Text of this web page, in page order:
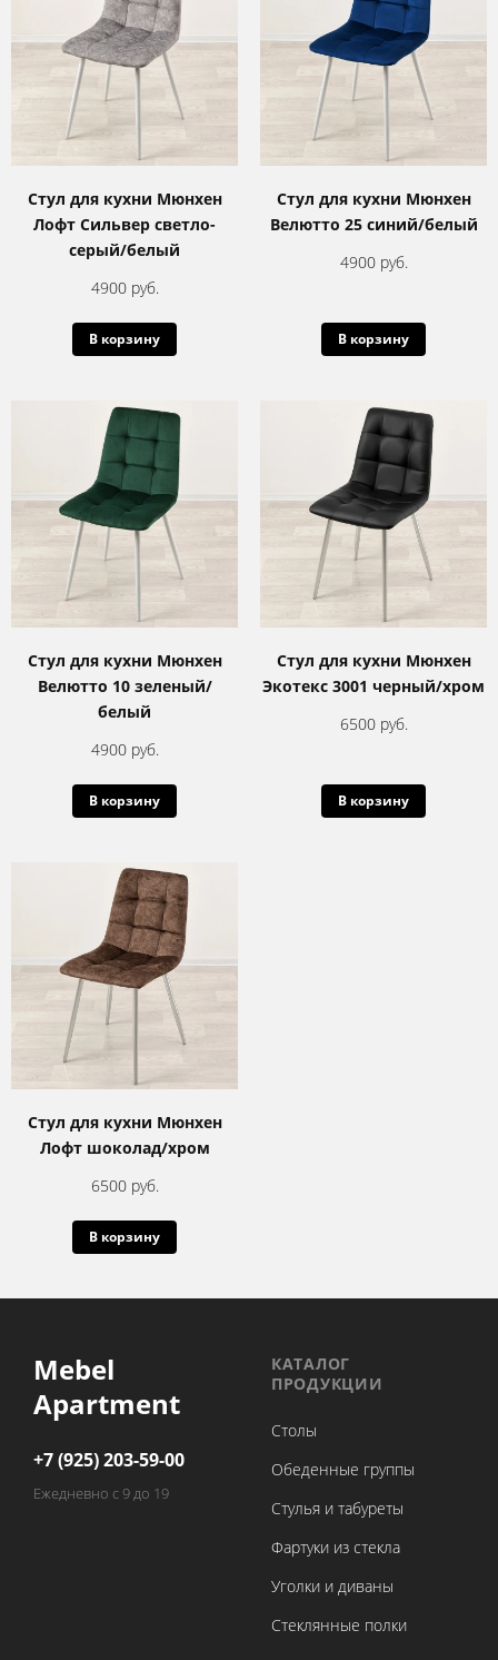
Стул для кухни Мюнхен
Лофт Сильвер светло-
серый/белый
4900 руб.
В корзину
Стул для кухни Мюнхен
Велютто 25 синий/белый
4900 руб.
В корзину
Стул для кухни Мюнхен
Велютто 10 зеленый/
белый
4900 руб.
В корзину
Стул для кухни Мюнхен
Экотекс 3001 черный/хром
6500 руб.
В корзину
Стул для кухни Мюнхен
Лофт шоколад/хром
6500 руб.
В корзину
Mebel
Apartment
+7 (925) 203-59-00
Ежедневно с 9 до 19
КАТАЛОГ
ПРОДУКЦИИ
Столы
Обеденные группы
Стулья и табуреты
Фартуки из стекла
Уголки и диваны
Стеклянные полки